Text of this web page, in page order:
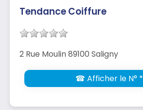
Tendance Coiffure
2 Rue Moulin 89100 Saligny
☎ Afficher le N° *